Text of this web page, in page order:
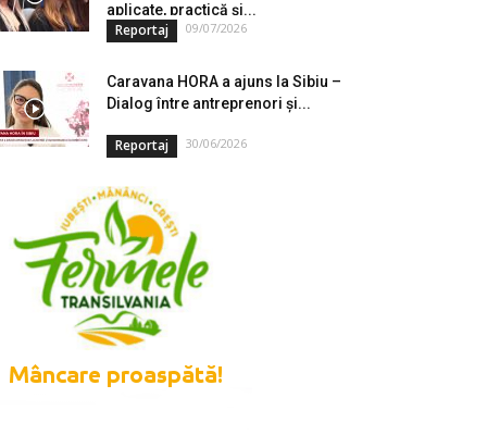
aplicate, practică și...
Reportaj 09/07/2026
Caravana HORA a ajuns la Sibiu –
Dialog între antreprenori și...
Reportaj 30/06/2026